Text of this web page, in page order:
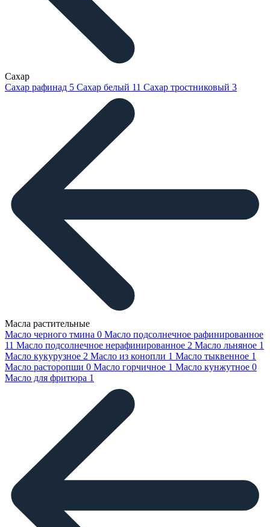
Сахар
Сахар рафинад 5 Сахар белый 11 Сахар тростниковый 3
Масла растительные
Масло черного тмина 0 Масло подсолнечное рафинированное
11 Масло подсолнечное нерафинированное 2 Масло льняное 1
Масло кукурузное 2 Масло из конопли 1 Масло тыквенное 1
Масло расторопши 0 Масло горчичное 1 Масло кунжутное 0
Масло для фритюра 1